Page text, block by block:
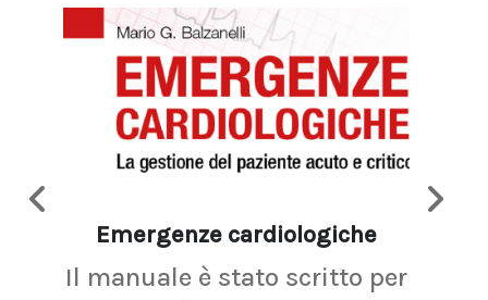
Emergenze cardiologiche
Il manuale è stato scritto per